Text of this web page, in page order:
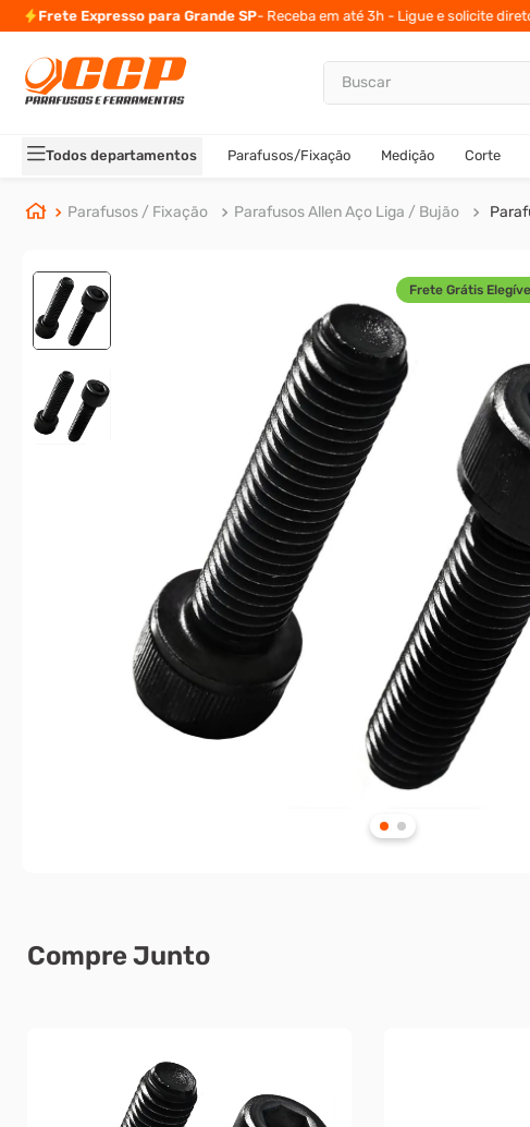
Frete Expresso para Grande SP- Receba em até 3h - Ligue e solicite
Buscar
Todos departamentos Parafusos/Fixação Medição Corte
Parafusos / Fixação Parafusos Allen Aço Liga / Bujão
Frete Grátis
Compre Junto
TERMOS MAIS BUSCADOS
2º
carrinho titanium
3º
porca
º
arruela
cupilha
º
sextavado
parafuso allen cabeça
º
presto